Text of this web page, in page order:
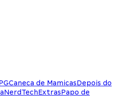
Caneca de MamicasDepois do
NerdTechExtrasPapo de